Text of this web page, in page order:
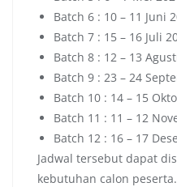
Batch 6 : 10 – 11 Juni
Batch 7 : 15 – 16 Juli
Batch 8 : 12 – 13
Batch 9 : 23 – 24
Batch 10 : 14 – 15
Batch 11 : 11 – 12
Batch 12 : 16 – 17
Jadwal tersebut dapat
kebutuhan calon